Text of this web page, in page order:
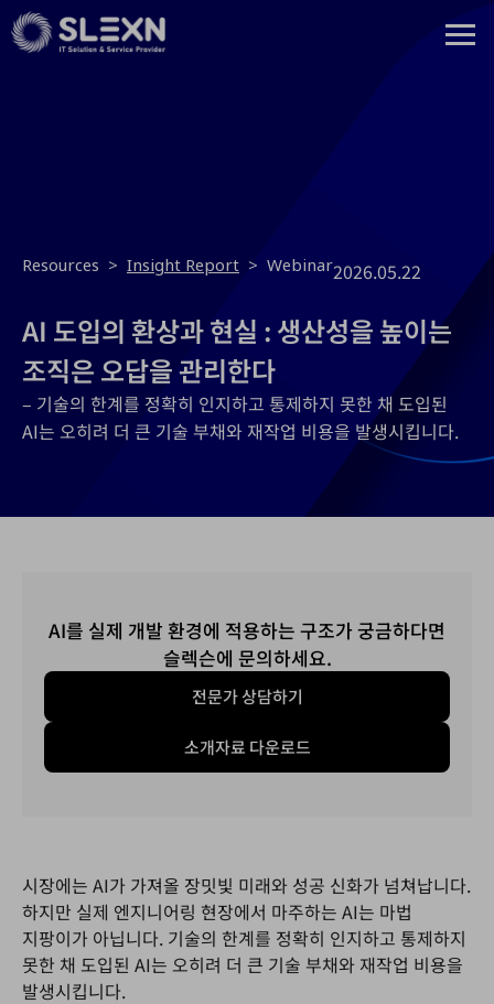
Resources > Insight Report > Webinar2026.05.22
AI 도입의 환상과 현실 : 생산성을 높이는
조직은 오답을 관리한다
– 기술의 한계를 정확히 인지하고 통제하지 못한 채 도입된
AI는 오히려 더 큰 기술 부채와 재작업 비용을 발생시킵니다.
AI를 실제 개발 환경에 적용하는 구조가 궁금하다면
슬렉슨에 문의하세요.
전문가 상담하기
소개자료 다운로드
시장에는 AI가 가져올 장밋빛 미래와 성공 신화가 넘쳐납니다.
하지만 실제 엔지니어링 현장에서 마주하는 AI는 마법
지팡이가 아닙니다. 기술의 한계를 정확히 인지하고 통제하지
못한 채 도입된 AI는 오히려 더 큰 기술 부채와 재작업 비용을
발생시킵니다.